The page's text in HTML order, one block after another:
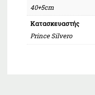
40+5cm
Κατασκευαστής
Prince Silvero